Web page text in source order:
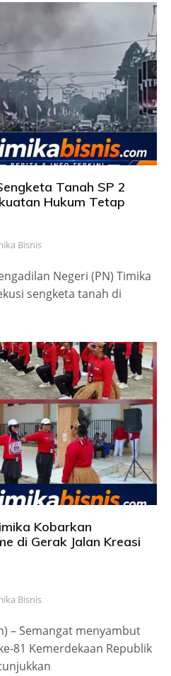
Tanah SP 2
Hukum Tetap
Bisnis
Negeri (PN) Timika
sengketa tanah di
Kobarkan
di Gerak Jalan Kreasi
Bisnis
– Semangat menyambut
81 Kemerdekaan Republik